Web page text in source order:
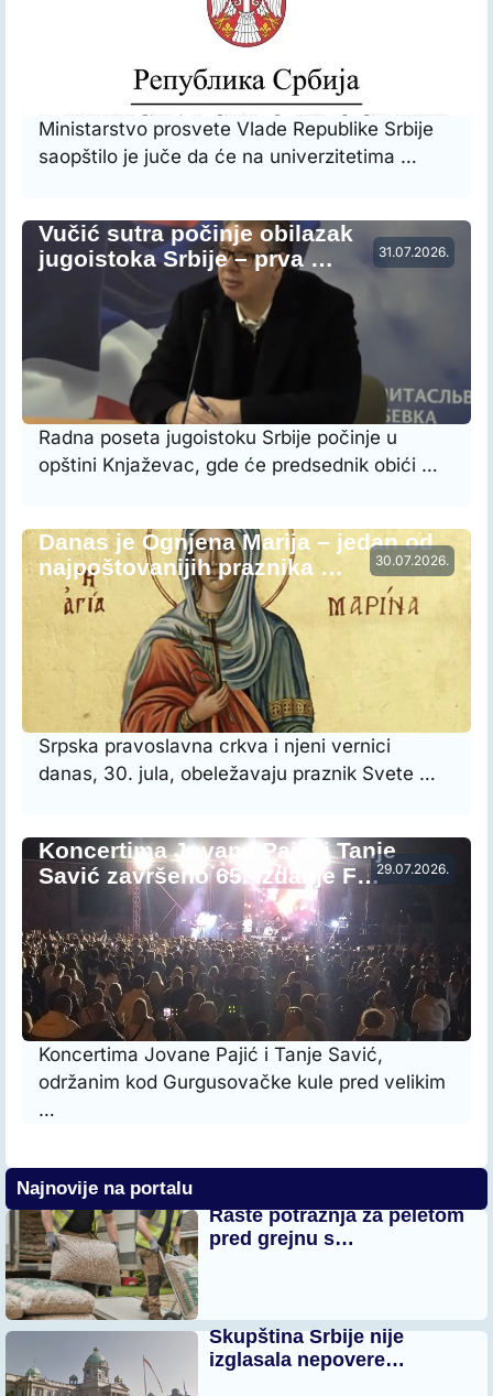
Ministarstvo prosvete Vlade Republike Srbije
saopštilo je juče da će na univerzitetima …
31.07.2026.
Vučić sutra počinje obilazak
jugoistoka Srbije – prva …
Radna poseta jugoistoku Srbije počinje u
opštini Knjaževac, gde će predsednik obići …
30.07.2026.
Danas je Ognjena Marija – jedan od
najpoštovanijih praznika …
Srpska pravoslavna crkva i njeni vernici
danas, 30. jula, obeležavaju praznik Svete …
29.07.2026.
Koncertima Jovane Pajić i Tanje
Savić završeno 65. izdanje F…
Koncertima Jovane Pajić i Tanje Savić,
održanim kod Gurgusovačke kule pred velikim
…
Najnovije na portalu
Raste potražnja za peletom
pred grejnu s…
Skupština Srbije nije
izglasala nepovere…